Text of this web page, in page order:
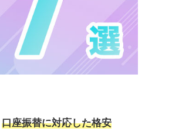
口座振替に対応した格安